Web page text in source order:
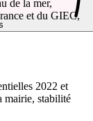
de la mer,
et du GIEC,
2022 et
mairie, stabilité